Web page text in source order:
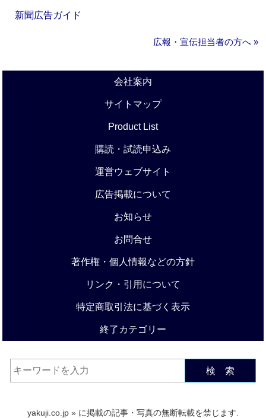
新聞広告ガイド
広報・宣伝担当者の方へ »
会社案内
サイトマップ
Product List
購読・試読申込み
運営ウェブサイト
広告掲載について
お知らせ
お問合せ
著作権・個人情報などの方針
リンク・引用について
特定商取引法に基づく表示
終了カテゴリー
検 索
yakuji.co.jp » に掲載の記事・写真の無断転載を禁じます.